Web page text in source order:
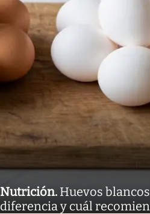
Nutrición. Huevos
diferencia y cuál